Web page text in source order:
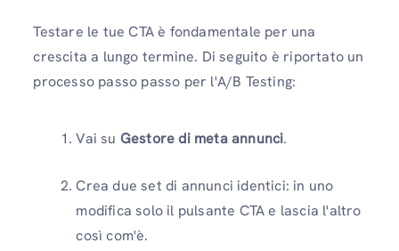
Testare le tue CTA è fondamentale per una
crescita a lungo termine. Di seguito è riportato un
processo passo passo per l'A/B Testing:
Vai su Gestore di meta annunci.
Crea due set di annunci identici: in uno
modifica solo il pulsante CTA e lascia l'altro
così com'è.